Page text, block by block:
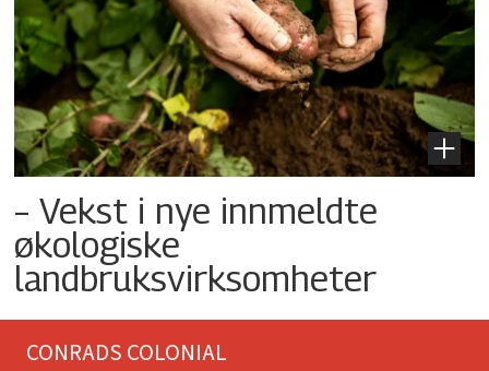
– Vekst i nye innmeldte
økologiske
landbruksvirksomheter
CONRADS COLONIAL